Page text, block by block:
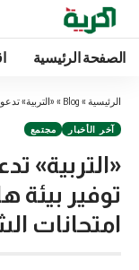
الصفحة الرئيسية
الرئيسية »
Blog
» «التربية»
آخر الأخبار مجتمع
«التربية»
توفير بيئة
امتحانات